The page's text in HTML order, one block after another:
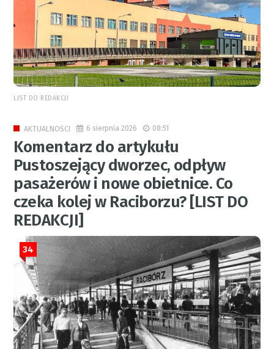
LIST DO REDAKCJI
AKTUALNOŚCI 6 sierpnia 2026 08:51
Komentarz do artykułu
Pustoszejący dworzec, odpływ
pasażerów i nowe obietnice. Co
czeka kolej w Raciborzu? [LIST DO
REDAKCJI]
34